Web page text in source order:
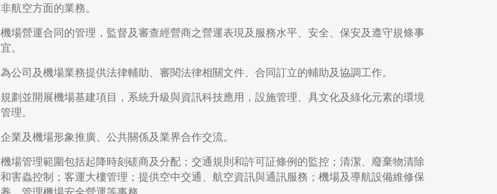
非航空方面的業務。
機場營運合同的管理，監督及審查經營商之營運表現及服務水平、安全、保安及遵守規條事
宜。
為公司及機場業務提供法律輔助、審閱法律相關文件、合同訂立的輔助及協調工作。
規劃並開展機場基建項目，系統升級與資訊科技應用，設施管理、具文化及綠化元素的環境
管理。
企業及機場形象推廣、公共關係及業界合作交流。
機場管理範圍包括起降時刻磋商及分配；交通規則和許可証條例的監控；清潔、廢棄物清除
和害蟲控制；客運大樓管理；提供空中交通、航空資訊與通訊服務；機場及導航設備維修保